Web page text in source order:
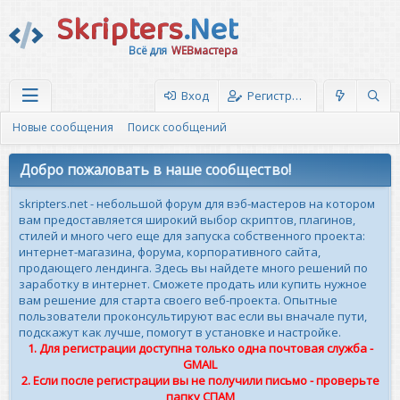
Skripters.Net
Всё для WEBмастера
Вход Регистрация
Новые сообщения Поиск сообщений
Добро пожаловать в наше сообщество!
skripters.net - небольшой форум для вэб-мастеров на котором
вам предоставляется широкий выбор скриптов, плагинов,
стилей и много чего еще для запуска собственного проекта:
интернет-магазина, форума, корпоративного сайта,
продающего лендинга. Здесь вы найдете много решений по
заработку в интернет. Сможете продать или купить нужное
вам решение для старта своего веб-проекта. Опытные
пользователи проконсультируют вас если вы вначале пути,
подскажут как лучше, помогут в установке и настройке.
1. Для регистрации доступна только одна почтовая служба -
GMAIL
2. Если после регистрации вы не получили письмо - проверьте
папку СПАМ